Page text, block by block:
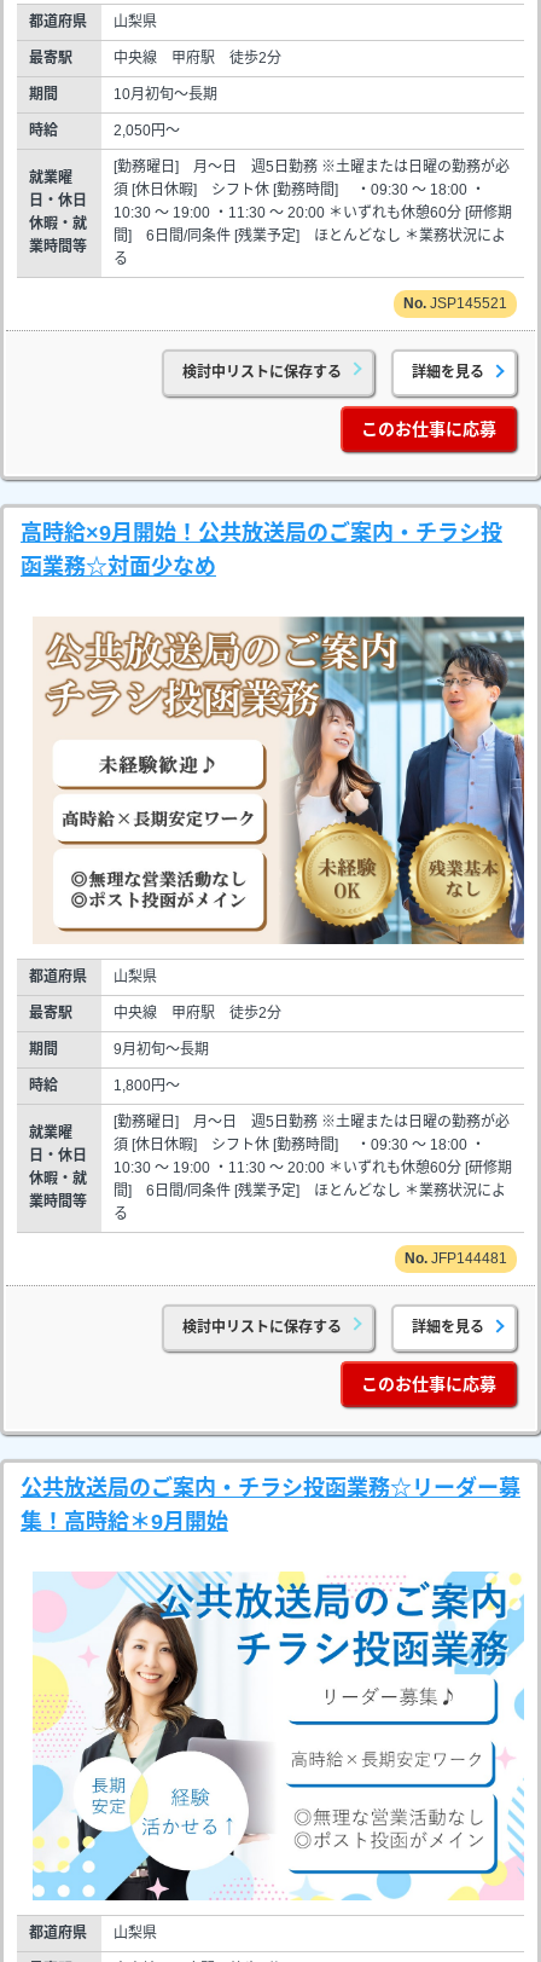
都道府県 山梨県
最寄駅 中央線 甲府駅 徒歩2分
期間 10月初旬～長期
時給 2,050円～
就業曜
日・休日
休暇・就
業時間等
[勤務曜日] 月～日 週5日勤務 ※土曜または日曜の勤務が必
須 [休日休暇] シフト休 [勤務時間] ・09:30 ～ 18:00 ・
10:30 ～ 19:00 ・11:30 ～ 20:00 ＊いずれも休憩60分 [研修期
間] 6日間/同条件 [残業予定] ほとんどなし ＊業務状況によ
る
JSP145521
検討中リストに保存する 詳細を見る
このお仕事に応募
高時給×9月開始！公共放送局のご案内・チラシ投
函業務☆対面少なめ
都道府県 山梨県
最寄駅 中央線 甲府駅 徒歩2分
期間 9月初旬～長期
時給 1,800円～
就業曜
日・休日
休暇・就
業時間等
[勤務曜日] 月～日 週5日勤務 ※土曜または日曜の勤務が必
須 [休日休暇] シフト休 [勤務時間] ・09:30 ～ 18:00 ・
10:30 ～ 19:00 ・11:30 ～ 20:00 ＊いずれも休憩60分 [研修期
間] 6日間/同条件 [残業予定] ほとんどなし ＊業務状況によ
る
JFP144481
検討中リストに保存する 詳細を見る
このお仕事に応募
公共放送局のご案内・チラシ投函業務☆リーダー募
集！高時給＊9月開始
都道府県 山梨県